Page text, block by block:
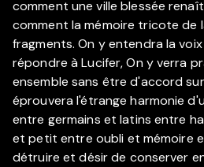
comment une ville blessée
comment la mémoire tricote de
fragments. On y entendra la voix
répondre à Lucifer, On y verra
ensemble sans être d'accord
éprouvera l'étrange harmonie
entre germains et latins entre
et petit entre oubli et mémoire
détruire et désir de conserver